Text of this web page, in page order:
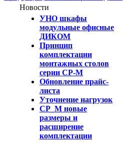
Новости
УНО шкафы
модульные офисные
ДИКОМ
Принцип
комплектации
монтажных столов
серии СР-М
Обновление прайс-
листа
Уточнение нагрузок
СР_М новые
размеры и
расширение
комплектации